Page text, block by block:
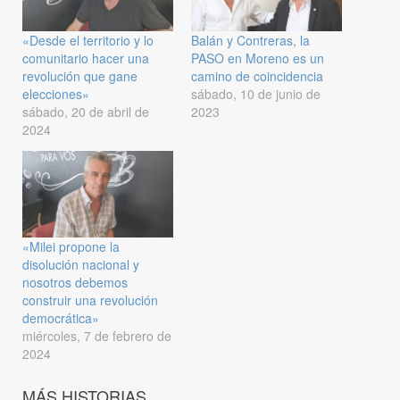
«Desde el territorio y lo
comunitario hacer una
revolución que gane
elecciones»
sábado, 20 de abril de
2024
Balán y Contreras, la
PASO en Moreno es un
camino de coincidencia
sábado, 10 de junio de
2023
«Milei propone la
disolución nacional y
nosotros debemos
construir una revolución
democrática»
miércoles, 7 de febrero de
2024